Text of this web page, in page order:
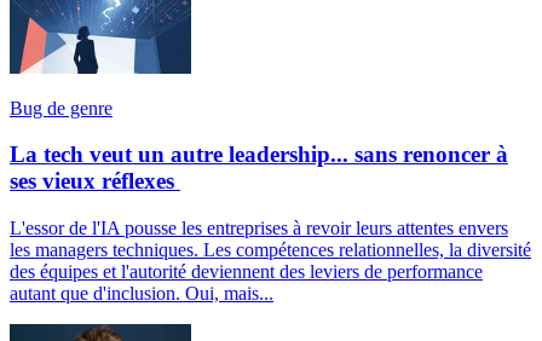
Bug de genre
La tech veut un autre leadership... sans renoncer à
ses vieux réflexes
L'essor de l'IA pousse les entreprises à revoir leurs attentes envers
les managers techniques. Les compétences relationnelles, la diversité
des équipes et l'autorité deviennent des leviers de performance
autant que d'inclusion. Oui, mais...